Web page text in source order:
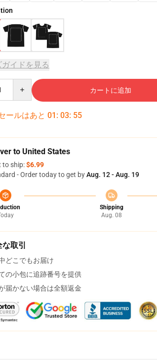
ガイドを見る
カートに追加
ールはあと 01 : 03: 54
to United States
to ship:$6.99
- Order today to get byAug. 12 - Aug. 19
Shipping
Aug. 08
取引
どこでもお届け
の小包に追跡番号を提供
届かない場合は全額返金